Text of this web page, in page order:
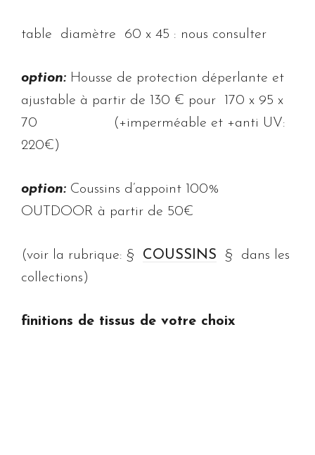
table diamètre 60 x 45 : nous consulter
option: Housse de protection déperlante et
ajustable à partir de 130 € pour 170 x 95 x
70 (+imperméable et +anti UV:
220€)
option: Coussins d’appoint 100%
OUTDOOR à partir de 50€
(voir la rubrique: § COUSSINS § dans les
collections)
finitions de tissus de votre choix